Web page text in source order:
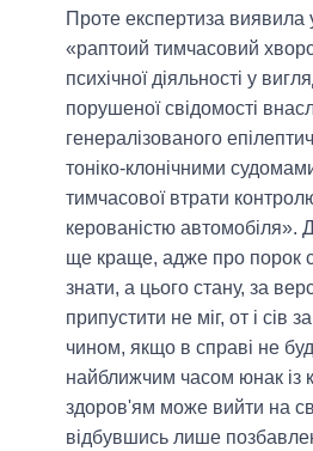
Проте експертиза виявила
«раптоий тимчасовий
психічної діяльності у
порушеної свідомості
генералізованого
тоніко-клонічними
тимчасової втрати
керованістю автомобіля».
ще краще, адже про порок
знати, а цього стану, за
припустити не міг, от і сів
чином, якщо в справі не
найближчим часом юнак із
здоров'ям може вийти на
відбувшись лише